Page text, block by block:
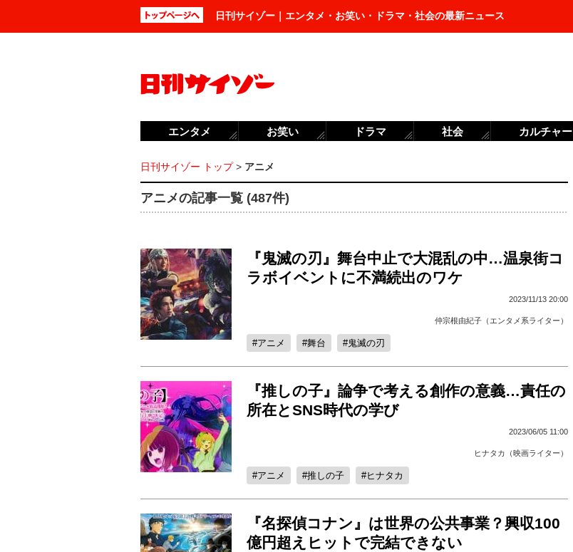
日刊サイゾー｜エンタメ・お笑い・ドラマ・社会の最新ニュース
日刊サイゾー トップ> アニメ
アニメの記事一覧 (487件)
『鬼滅の刃』舞台中止で大混乱の中…温泉街コ
ラボイベントに不満続出のワケ
2023/11/13 20:00
仲宗根由紀子（エンタメ系ライター）
アニメ 舞台 鬼滅の刃
『推しの子』論争で考える創作の意義…責任の
所在とSNS時代の学び
2023/06/05 11:00
ヒナタカ（映画ライター）
アニメ 推しの子 ヒナタカ
『名探偵コナン』は世界の公共事業？興収100
億円超えヒットで完結できない
エンタメ お笑い ドラマ 社会 カルチャー